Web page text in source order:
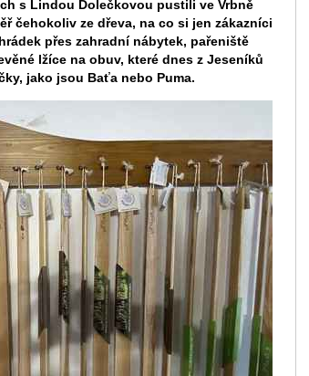
s Lindou Dolečkovou pustili ve Vrbně
čehokoliv ze dřeva, na co si jen zákazníci
přes zahradní nábytek, pařeniště
lžíce na obuv, které dnes z Jeseníků
jako jsou Baťa nebo Puma.